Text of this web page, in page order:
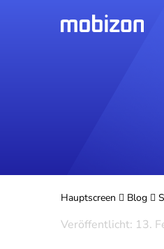
Hauptscreen Blog
Veröffentlicht: 13.